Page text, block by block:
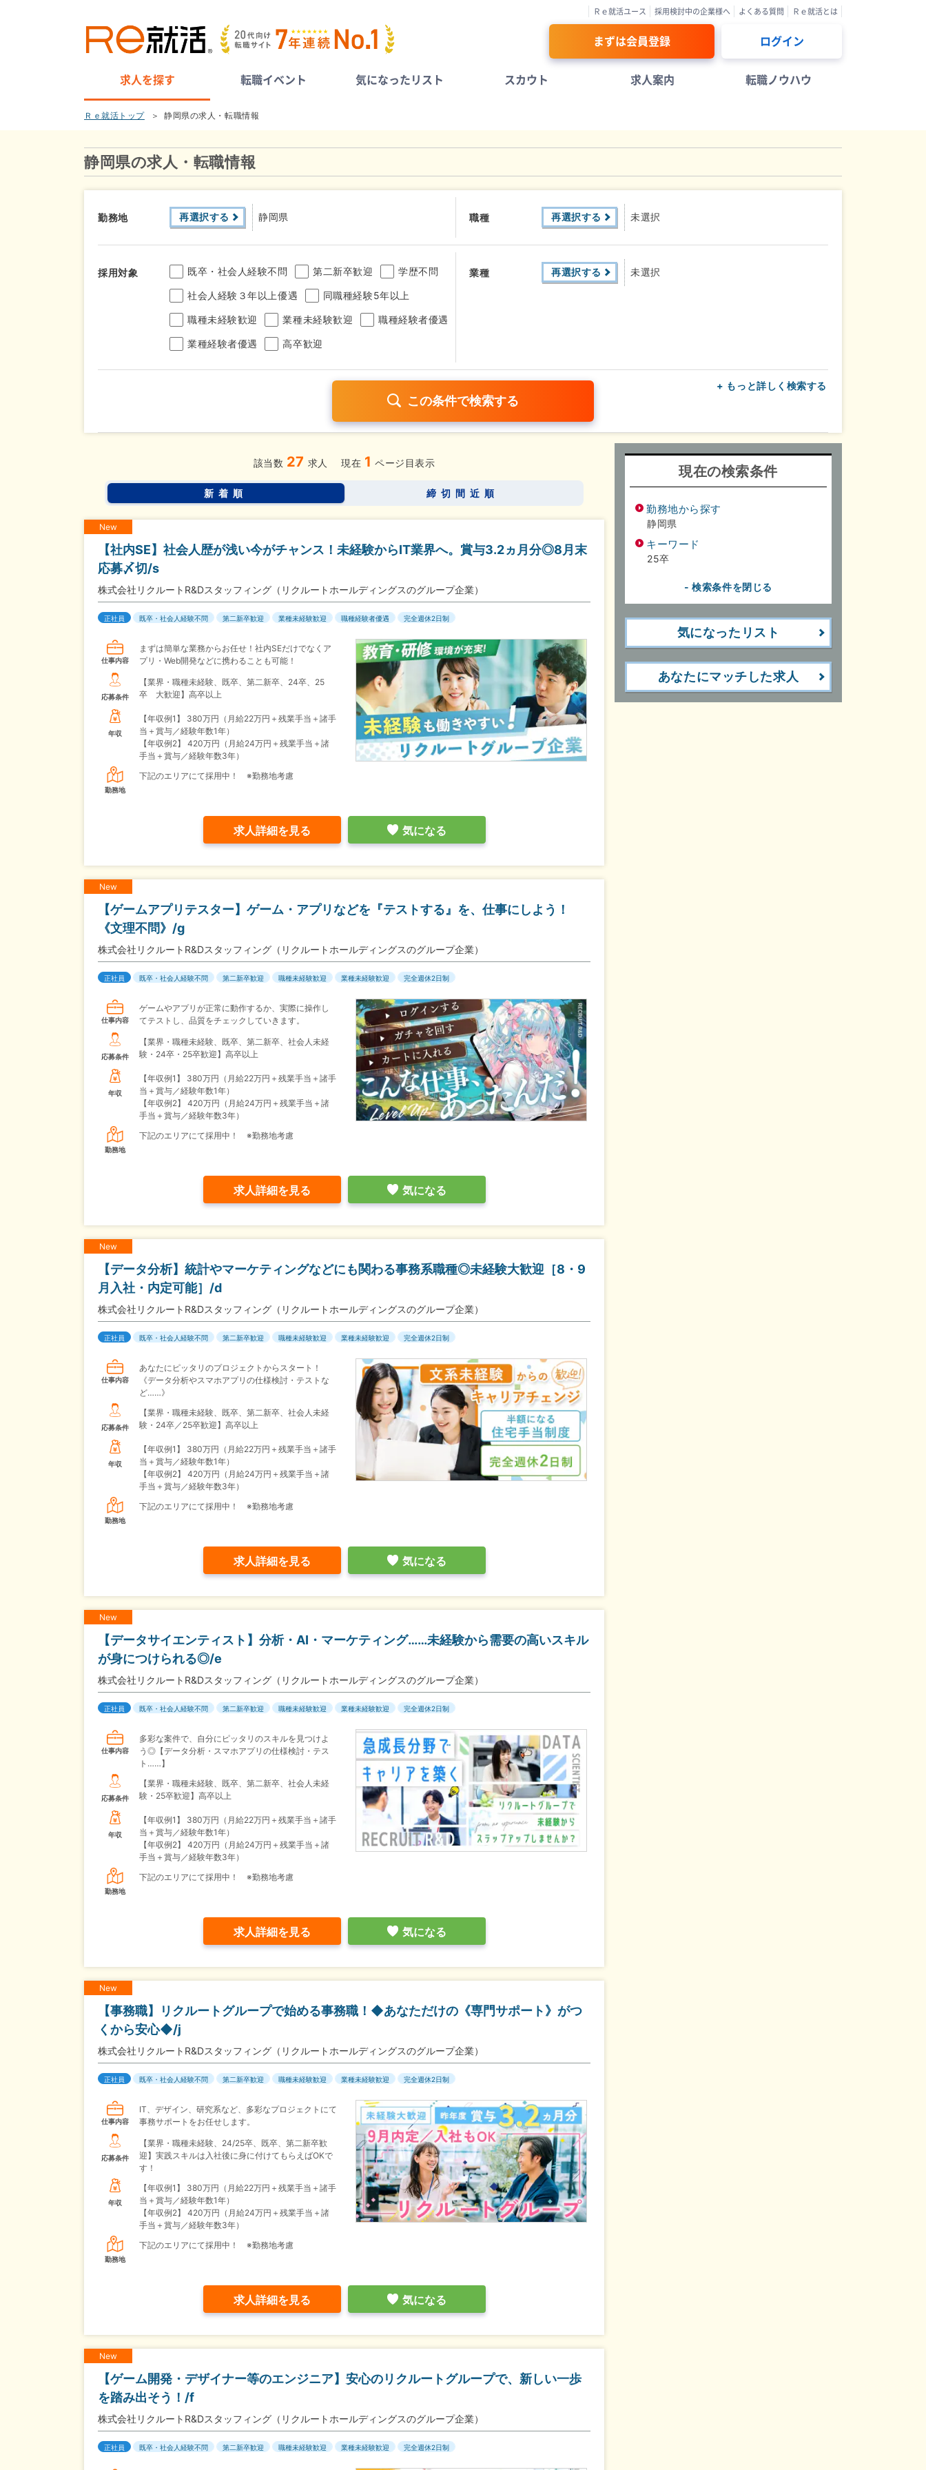
Ｒｅ就活ユース 採用検討中の企業様へ よくある質問 Ｒｅ就活とは
まずは会員登録 ログイン
求人を探す 転職イベント 気になったリスト スカウト 求人案内 転職ノウハウ
Ｒｅ就活トップ 静岡県の求人・転職情報
静岡県の求人・転職情報
勤務地 再選択する 静岡県 職種 再選択する 未選択
採用対象 既卒・社会人経験不問 第二新卒歓迎 学歴不問
社会人経験３年以上優遇 同職種経験5年以上
職種未経験歓迎 業種未経験歓迎 職種経験者優遇
業種経験者優遇 高卒歓迎
業種 再選択する 未選択
完全週休2日制 年間休日120日以上 残業少なめ（1日1時間以内）
土日面接OK 書類選考なし
+ もっと詳しく検索する
該当数 27 求人 現在 1 ページ目表示
新着順 締切間近順
New
【社内SE】社会人歴が浅い今がチャンス！未経験からIT業界へ。賞与3.2ヵ月分◎8月末
応募〆切/s
株式会社リクルートR&Dスタッフィング（リクルートホールディングスのグループ企業）
正社員 既卒・社会人経験不問 第二新卒歓迎 業種未経験歓迎 職種経験者優遇 完全週休2日制
仕事内容
まずは簡単な業務からお任せ！社内SEだけでなくア
プリ・Web開発などに携わることも可能！
応募条件
【業界・職種未経験、既卒、第二新卒、24卒、25
卒 大歓迎】高卒以上
年収
【年収例1】
380万円（月給22万円＋残業手当＋諸手
当＋賞与／経験年数1年）
【年収例2】
420万円（月給24万円＋残業手当＋諸
手当＋賞与／経験年数3年）
勤務地
下記のエリアにて採用中！ ※勤務地考慮
求人詳細を見る 気になる
New
【ゲームアプリテスター】ゲーム・アプリなどを『テストする』を、仕事にしよう！
《文理不問》/g
株式会社リクルートR&Dスタッフィング（リクルートホールディングスのグループ企業）
正社員 既卒・社会人経験不問 第二新卒歓迎 職種未経験歓迎 業種未経験歓迎 完全週休2日制
仕事内容
ゲームやアプリが正常に動作するか、実際に操作し
てテストし、品質をチェックしていきます。
応募条件
【業界・職種未経験、既卒、第二新卒、社会人未経
験・24卒・25卒歓迎】高卒以上
年収
【年収例1】
380万円（月給22万円＋残業手当＋諸手
当＋賞与／経験年数1年）
【年収例2】
420万円（月給24万円＋残業手当＋諸
手当＋賞与／経験年数3年）
勤務地
下記のエリアにて採用中！ ※勤務地考慮
求人詳細を見る 気になる
New
【データ分析】統計やマーケティングなどにも関わる事務系職種◎未経験大歓迎［8・9
月入社・内定可能］/d
株式会社リクルートR&Dスタッフィング（リクルートホールディングスのグループ企業）
正社員 既卒・社会人経験不問 第二新卒歓迎 職種未経験歓迎 業種未経験歓迎 完全週休2日制
仕事内容
あなたにピッタリのプロジェクトからスタート！
《データ分析やスマホアプリの仕様検討・テストな
ど……》
応募条件
【業界・職種未経験、既卒、第二新卒、社会人未経
験・24卒／25卒歓迎】高卒以上
年収
【年収例1】
380万円（月給22万円＋残業手当＋諸手
当＋賞与／経験年数1年）
【年収例2】
420万円（月給24万円＋残業手当＋諸
手当＋賞与／経験年数3年）
勤務地
下記のエリアにて採用中！ ※勤務地考慮
求人詳細を見る 気になる
New
【データサイエンティスト】分析・AI・マーケティング……未経験から需要の高いスキル
が身につけられる◎/e
株式会社リクルートR&Dスタッフィング（リクルートホールディングスのグループ企業）
正社員 既卒・社会人経験不問 第二新卒歓迎 職種未経験歓迎 業種未経験歓迎 完全週休2日制
仕事内容
多彩な案件で、自分にピッタリのスキルを見つけよ
う◎【データ分析・スマホアプリの仕様検討・テス
ト……】
応募条件
【業界・職種未経験、既卒、第二新卒、社会人未経
験・25卒歓迎】高卒以上
年収
【年収例1】
380万円（月給22万円＋残業手当＋諸手
当＋賞与／経験年数1年）
【年収例2】
420万円（月給24万円＋残業手当＋諸
手当＋賞与／経験年数3年）
勤務地
下記のエリアにて採用中！ ※勤務地考慮
求人詳細を見る 気になる
New
【事務職】リクルートグループで始める事務職！◆あなただけの《専門サポート》がつ
くから安心◆/j
株式会社リクルートR&Dスタッフィング（リクルートホールディングスのグループ企業）
正社員 既卒・社会人経験不問 第二新卒歓迎 職種未経験歓迎 業種未経験歓迎 完全週休2日制
仕事内容
IT、デザイン、研究系など、多彩なプロジェクトにて
事務サポートをお任せします。
応募条件
【業界・職種未経験、24/25卒、既卒、第二新卒歓
迎】実践スキルは入社後に身に付けてもらえばOKで
す！
年収
【年収例1】
380万円（月給22万円＋残業手当＋諸手
当＋賞与／経験年数1年）
【年収例2】
420万円（月給24万円＋残業手当＋諸
手当＋賞与／経験年数3年）
勤務地
下記のエリアにて採用中！ ※勤務地考慮
求人詳細を見る 気になる
New
【ゲーム開発・デザイナー等のエンジニア】安心のリクルートグループで、新しい一歩
を踏み出そう！/f
株式会社リクルートR&Dスタッフィング（リクルートホールディングスのグループ企業）
正社員 既卒・社会人経験不問 第二新卒歓迎 職種未経験歓迎 業種未経験歓迎 完全週休2日制
現在の検索条件
勤務地から探す
静岡県
キーワード
25卒
- 検索条件を閉じる
気になったリスト
あなたにマッチした求人